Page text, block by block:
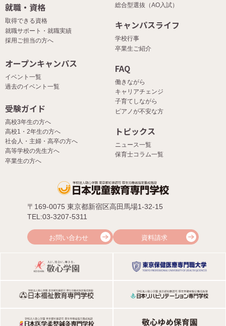
総合型選抜（AO入試）
就職・資格
取得できる資格
就職サポート・就職実績
採用ご担当の方へ
キャンパスライフ
学校行事
卒業生ご紹介
オープンキャンパス
イベント一覧
過去のイベント一覧
FAQ
働きながら
キャリアチェンジ
子育てしながら
ピアノが不安な方
受験ガイド
高校3年生の方へ
高校1・2年生の方へ
社会人・主婦・高卒の方へ
高等学校の先生方へ
卒業生の方へ
トピックス
ニュース一覧
保育士コラム一覧
〒169-0075 東京都新宿区高田馬場1-32-15
TEL:03-3207-5311
お問い合わせ 資料請求